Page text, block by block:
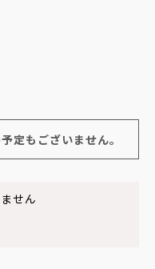
定もございません。
せん